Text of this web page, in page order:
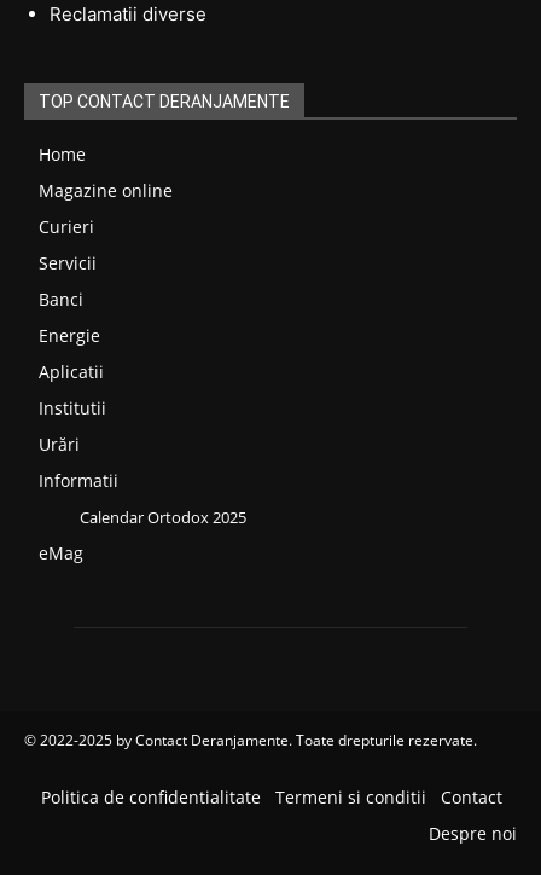
Reclamatii diverse
TOP CONTACT DERANJAMENTE
Home
Magazine online
Curieri
Servicii
Banci
Energie
Aplicatii
Institutii
Urări
Informatii
Calendar Ortodox 2025
eMag
© 2022-2025 byContact Deranjamente. Toate drepturile rezervate.
Politica de confidentialitate Termeni si conditii
Contact
Despre noi